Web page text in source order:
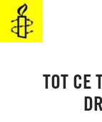
SKIP
MAIN
CONTENT
TOT CE